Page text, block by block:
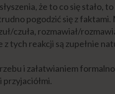
że to co się stało,
pogodzić się z
czuła, rozmawiał/
tych reakcji są zupełnie
i załatwianiem